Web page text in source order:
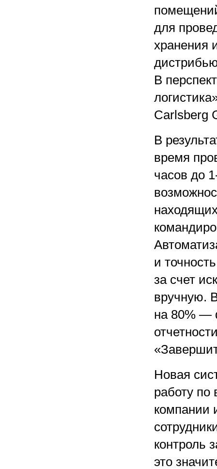
для
хранения
В
Carlsberg
В
время
часов до
и
за счет
вручную.
на 80% —
Новая
работу
компании
контроль
это